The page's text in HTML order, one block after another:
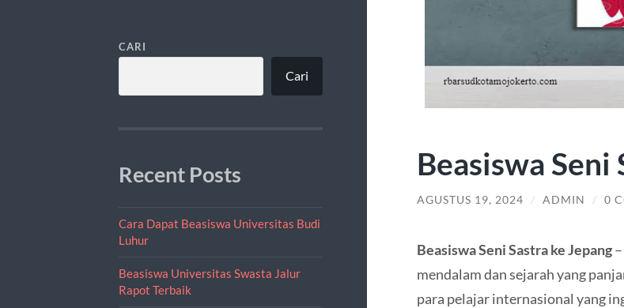
CARI
Cari
Recent Posts
Cara Dapat Beasiswa Universitas Budi
Luhur
Beasiswa Universitas Swasta Jalur
Rapot Terbaik
Beasiswa Seni
AGUSTUS 19, 2024 / ADMIN / 0
Beasiswa Seni Sastra ke Jepang–
mendalam dan sejarah yang
para pelajar internasional yang